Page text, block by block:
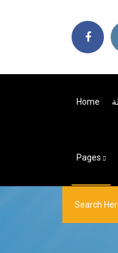
Home
Pages